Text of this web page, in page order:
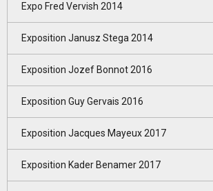
Expo Fred Vervish 2014
Exposition Janusz Stega 2014
Exposition Jozef Bonnot 2016
Exposition Guy Gervais 2016
Exposition Jacques Mayeux 2017
Exposition Kader Benamer 2017